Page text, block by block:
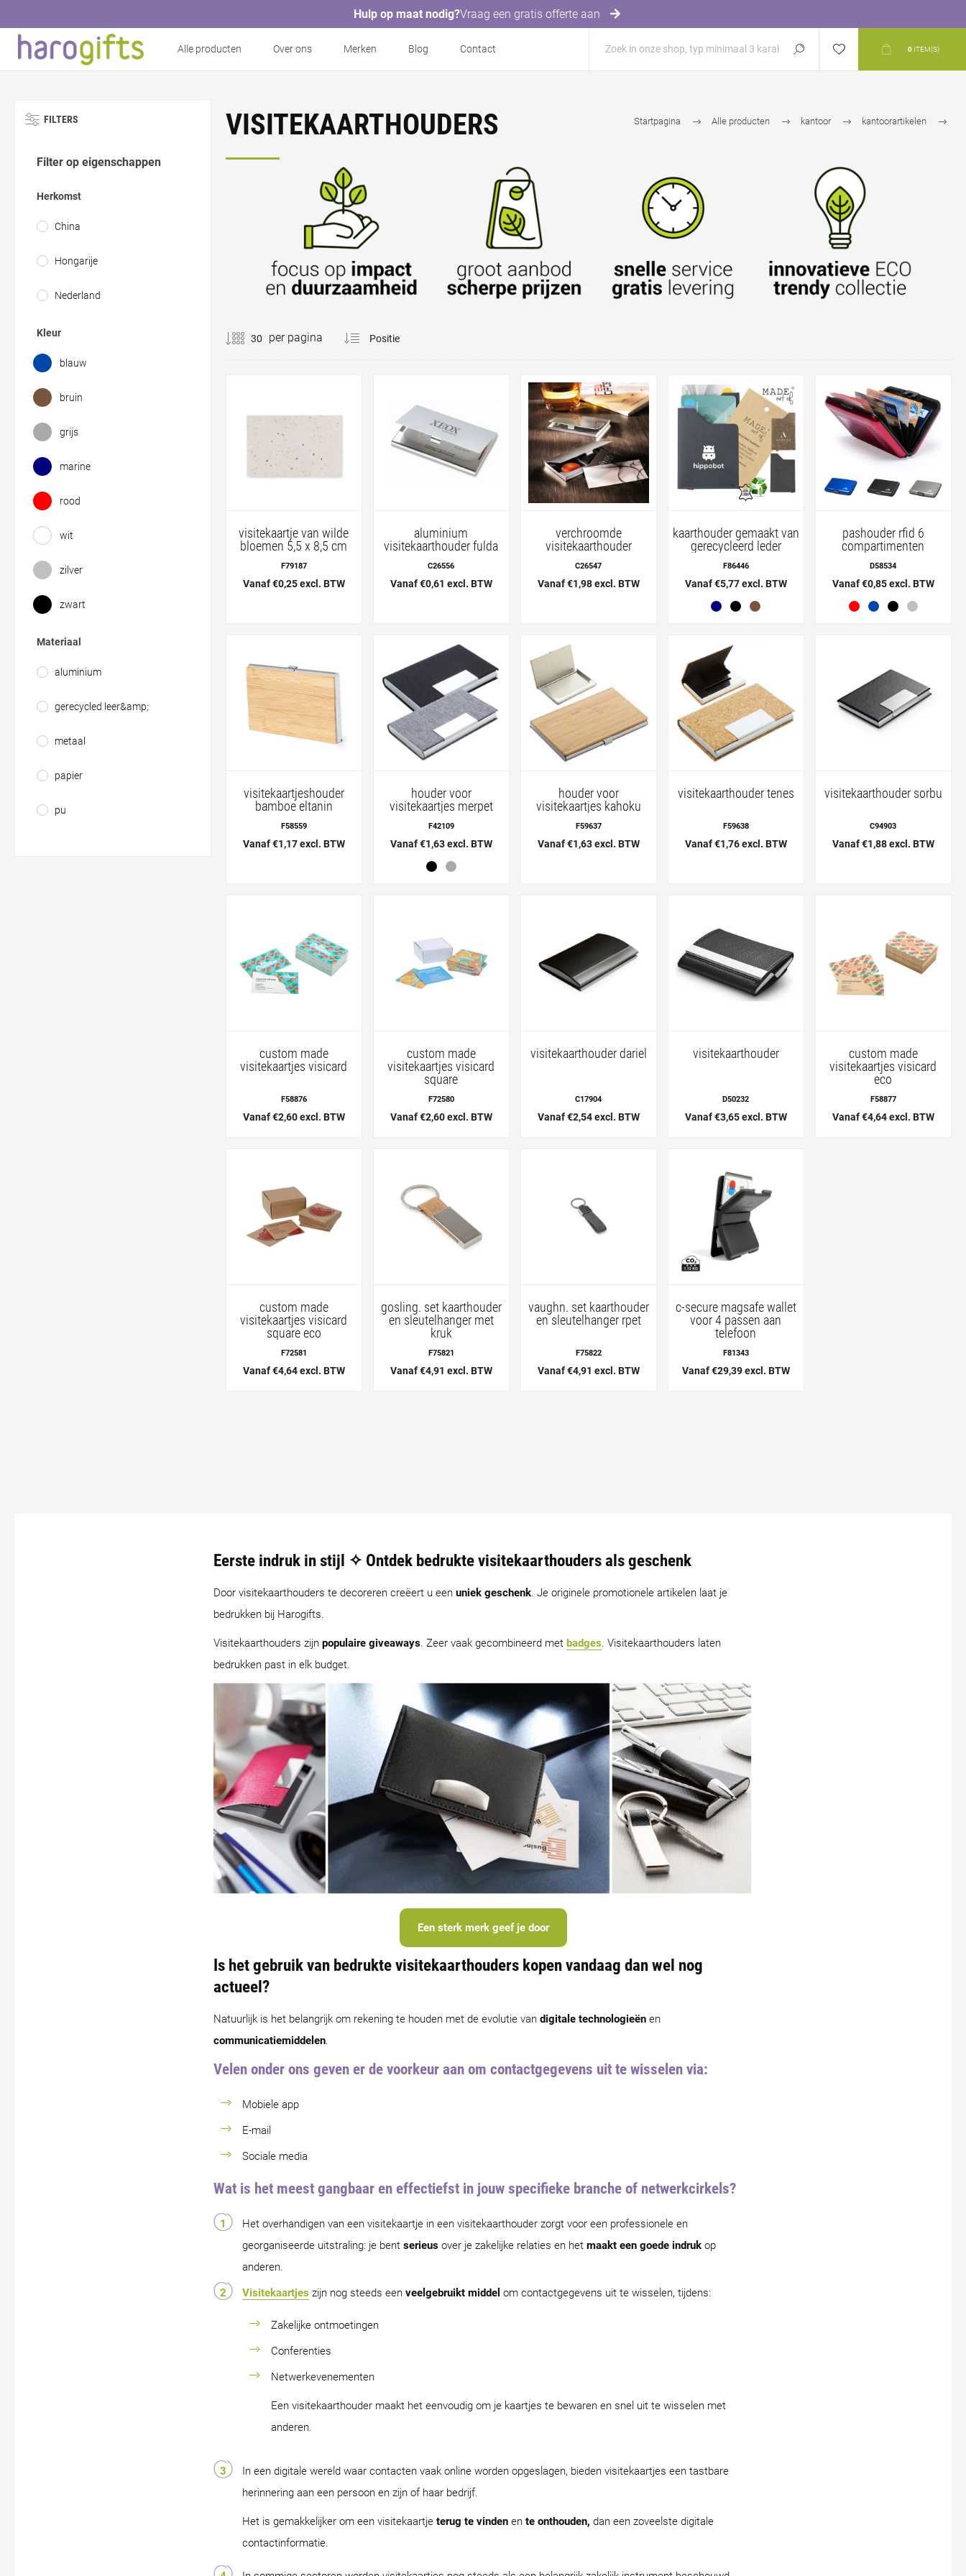
Hulp op maat nodig?Vraag een gratis offerte aan
Alle producten Over ons Merken Blog Contact 0 ITEM(S)
FILTERS
Filter op eigenschappen
Herkomst
China
Hongarije
Nederland
Kleur
blauw
bruin
grijs
marine
rood
wit
zilver
zwart
Materiaal
aluminium
gerecycled leer&amp;
metaal
papier
pu
Startpagina Alle producten kantoor kantoorartikelen
VISITEKAARTHOUDERS
per pagina
visitekaartje van wilde
bloemen 5,5 x 8,5 cm
F79187
Vanaf €0,25 excl. BTW
aluminium
visitekaarthouder fulda
C26556
Vanaf €0,61 excl. BTW
verchroomde
visitekaarthouder
C26547
Vanaf €1,98 excl. BTW
kaarthouder gemaakt van
gerecycleerd leder
F86446
Vanaf €5,77 excl. BTW
pashouder rfid 6
compartimenten
D58534
Vanaf €0,85 excl. BTW
visitekaartjeshouder
bamboe eltanin
F58559
Vanaf €1,17 excl. BTW
houder voor
visitekaartjes merpet
F42109
Vanaf €1,63 excl. BTW
houder voor
visitekaartjes kahoku
F59637
Vanaf €1,63 excl. BTW
visitekaarthouder tenes
F59638
Vanaf €1,76 excl. BTW
visitekaarthouder sorbu
C94903
Vanaf €1,88 excl. BTW
custom made
visitekaartjes visicard
F58876
Vanaf €2,60 excl. BTW
custom made
visitekaartjes visicard
square
F72580
Vanaf €2,60 excl. BTW
visitekaarthouder dariel
C17904
Vanaf €2,54 excl. BTW
visitekaarthouder
D50232
Vanaf €3,65 excl. BTW
custom made
visitekaartjes visicard
eco
F58877
Vanaf €4,64 excl. BTW
custom made
visitekaartjes visicard
square eco
F72581
Vanaf €4,64 excl. BTW
gosling. set kaarthouder
en sleutelhanger met
kruk
F75821
Vanaf €4,91 excl. BTW
vaughn. set kaarthouder
en sleutelhanger rpet
F75822
Vanaf €4,91 excl. BTW
c-secure magsafe wallet
voor 4 passen aan
telefoon
F81343
Vanaf €29,39 excl. BTW
Eerste indruk in stijl ✧ Ontdek bedrukte visitekaarthouders als geschenk
Door visitekaarthouders te decoreren creëert u een uniek geschenk. Je originele promotionele artikelen laat je
bedrukken bij Harogifts.
Visitekaarthouders zijn populaire giveaways. Zeer vaak gecombineerd met badges. Visitekaarthouders laten
bedrukken past in elk budget.
Een sterk merk geef je door
Is het gebruik van bedrukte visitekaarthouders kopen vandaag dan wel nog
actueel?
Natuurlijk is het belangrijk om rekening te houden met de evolutie van digitale technologieën en
communicatiemiddelen.
Velen onder ons geven er de voorkeur aan om contactgegevens uit te wisselen via:
Mobiele app
E-mail
Sociale media
Wat is het meest gangbaar en effectiefst in jouw specifieke branche of netwerkcirkels?
Het overhandigen van een visitekaartje in een visitekaarthouder zorgt voor een professionele en
georganiseerde uitstraling: je bent serieus over je zakelijke relaties en het maakt een goede indruk op
anderen.
Visitekaartjes zijn nog steeds een veelgebruikt middel om contactgegevens uit te wisselen, tijdens:
Zakelijke ontmoetingen
Conferenties
Netwerkevenementen
Een visitekaarthouder maakt het eenvoudig om je kaartjes te bewaren en snel uit te wisselen met
anderen.
In een digitale wereld waar contacten vaak online worden opgeslagen, bieden visitekaartjes een tastbare
herinnering aan een persoon en zijn of haar bedrijf.
Het is gemakkelijker om een visitekaartje terug te vinden en te onthouden, dan een zoveelste digitale
contactinformatie.